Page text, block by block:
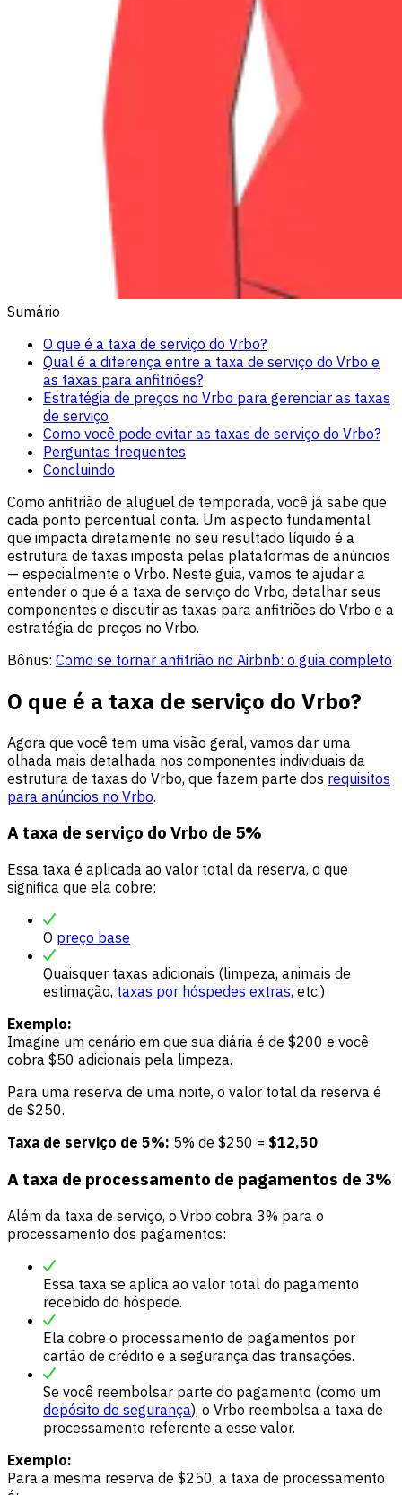
Sumário
O que é a taxa de serviço do Vrbo?
Qual é a diferença entre a taxa de serviço do Vrbo e
as taxas para anfitriões?
Estratégia de preços no Vrbo para gerenciar as taxas
de serviço
Como você pode evitar as taxas de serviço do Vrbo?
Perguntas frequentes
Concluindo
Como anfitrião de aluguel de temporada, você já sabe que
cada ponto percentual conta. Um aspecto fundamental
que impacta diretamente no seu resultado líquido é a
estrutura de taxas imposta pelas plataformas de anúncios
— especialmente o Vrbo. Neste guia, vamos te ajudar a
entender o que é a taxa de serviço do Vrbo, detalhar seus
componentes e discutir as taxas para anfitriões do Vrbo e a
estratégia de preços no Vrbo.
Bônus: Como se tornar anfitrião no Airbnb: o guia completo
O que é a taxa de serviço do Vrbo?
Agora que você tem uma visão geral, vamos dar uma
olhada mais detalhada nos componentes individuais da
estrutura de taxas do Vrbo, que fazem parte dos requisitos
para anúncios no Vrbo.
A taxa de serviço do Vrbo de 5%
Essa taxa é aplicada ao valor total da reserva, o que
significa que ela cobre:
O preço base
Quaisquer taxas adicionais (limpeza, animais de
estimação, taxas por hóspedes extras, etc.)
Exemplo:
Imagine um cenário em que sua diária é de $200 e você
cobra $50 adicionais pela limpeza.
Para uma reserva de uma noite, o valor total da reserva é
de $250.
Taxa de serviço de 5%: 5% de $250 = $12,50
A taxa de processamento de pagamentos de 3%
Além da taxa de serviço, o Vrbo cobra 3% para o
processamento dos pagamentos:
Essa taxa se aplica ao valor total do pagamento
recebido do hóspede.
Ela cobre o processamento de pagamentos por
cartão de crédito e a segurança das transações.
Se você reembolsar parte do pagamento (como um
depósito de segurança), o Vrbo reembolsa a taxa de
processamento referente a esse valor.
Exemplo:
Para a mesma reserva de $250, a taxa de processamento